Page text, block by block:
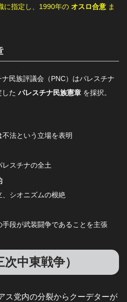
に指定し、1990年の オスロ合意 ま
民族評議会（PNC）はパレスチナ
た パレスチナ民族憲章 を採択。
法という立場を表明
レスチナの全土
シオニズムの根絶
段が武装闘争であることを主張
中東戦争）
ス党内の分裂からクーデターが